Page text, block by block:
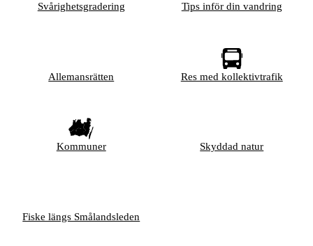
Svårighetsgradering Tips inför din vandring
Allemansrätten Res med kollektivtrafik
Kommuner Skyddad natur
Fiske längs Smålandsleden